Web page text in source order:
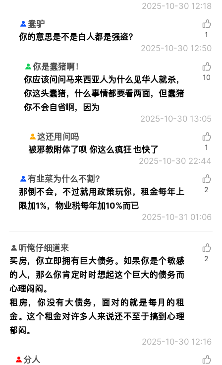
2025-10-30 12:18
蠢驴
你的意思是不是白人都是强盗？
2025-10-30 12:50
1
你是蠢猪啊！
你应该问问马来西亚人为什么见华人就杀，
你这头蠢猪，什么事情都要看两面，但蠢猪
你不会自省啊，因为
2025-10-30 13:05
10
这还用问吗
被邪教附体了呗 你这么疯狂 也快了
2025-10-30 22:44
1
有韭菜为什么不割？
那倒不会，不过就用政策玩你，租金每年上
限加1%，物业税每年加10%而已
2025-10-31 01:06
2
听俺仔细道来
买房，你立即拥有巨大债务。如果你是个敏感
的人，那么你肯定时时想起这个巨大的债务而
心理闷闷。
租房，你没有大债务，面对的就是每月的租
金。这个租金对许多人来说还不至于搞到心理
郁闷。
2025-10-30 12:16
2
分人